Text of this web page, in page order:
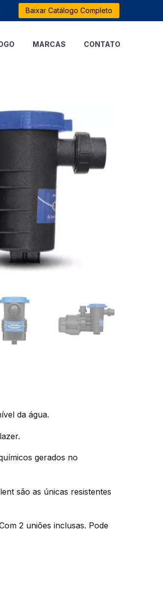
Baixar Catálogo Completo
MARCAS CONTATO
da água.
gerados no
são as únicas resistentes
2 uniões inclusas. Pode